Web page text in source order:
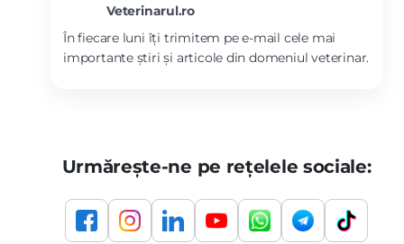
Veterinarul.ro
În fiecare luni îți trimitem pe e-mail cele mai
importante știri și articole din domeniul veterinar.
Urmărește-ne pe rețelele sociale: